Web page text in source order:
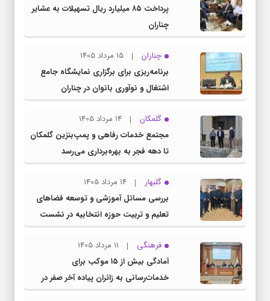
پرداخت ۸۵ میلیارد ریال تسهیلات به عشایر
چناران
چناران
15 مرداد 1405
برنامه‌ریزی برای برگزاری نمایشگاه جامع
اشتغال و نوآوری بانوان در چناران
گلمکان
14 مرداد 1405
مجتمع خدمات رفاهی و پمپ‌بنزین گلمکان
تا دهه فجر به بهره‌برداری می‌رسد
گلبهار
14 مرداد 1405
بررسی مسائل آموزشی و توسعه فضاهای
تعلیم و تربیت حوزه انتخابیه در نشست
مشترک عضو کمیسیون آموزش مجلس با
مدیرکل آموزش و پرورش خراسان رضوی
فرهنگی
11 مرداد 1405
آمادگی بیش از ۱۵ موکب برای
خدمات‌رسانی به زائران پیاده آخر صفر در
شهرستان چناران